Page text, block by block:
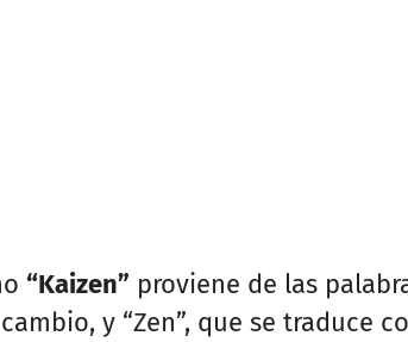
“Kaizen” proviene de las
y “Zen”, que se traduce